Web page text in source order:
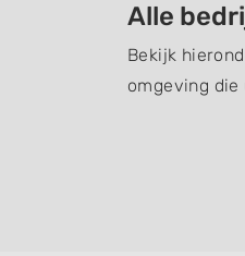
Alle
Bekijk
omgeving die